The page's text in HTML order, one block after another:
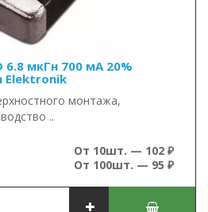
6.8 мкГн 700 мА 20%
Elektronik
монтажа,
..
От 10шт. — 102 ₽
От 100шт. — 95 ₽